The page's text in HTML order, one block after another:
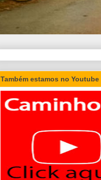
Também estamos no Youtube